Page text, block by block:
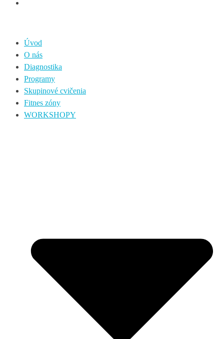
Úvod
O nás
Diagnostika
Programy
Skupinové cvičenia
Fitnes zóny
WORKSHOPY